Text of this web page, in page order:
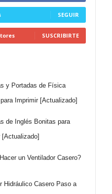
SEGUIR
SUSCRIBIRTE
y Portadas de Física
Imprimir [Actualizado]
de Inglés Bonitas para
[Actualizado]
un Ventilador Casero?
Hidráulico Casero Paso a